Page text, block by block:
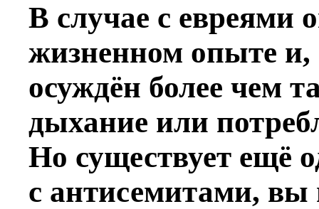
В случае с евреями
жизненном опыте и,
осуждён более чем
дыхание или
Но существует ещё
с антисемитами, вы